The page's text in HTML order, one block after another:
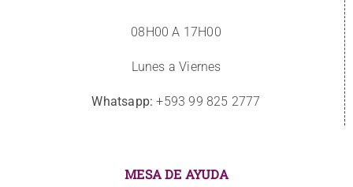
08H00 A 17H00
Lunes a Viernes
Whatsapp: +593 99 825 2777
MESA DE AYUDA